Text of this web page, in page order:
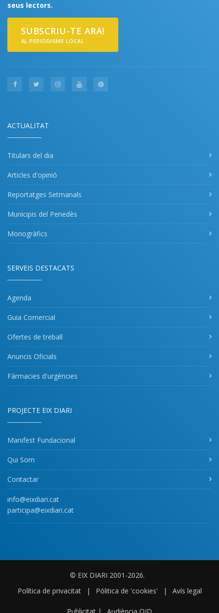
seus lectors.
SUBSCRIU-TE ARA!
AL PERIODISME LOCAL
ACTUALITAT
Titulars del dia
Articles d'opinió
Reportatges Setmanals
Municipis del Penedès
Monogràfics
SERVEIS DESTACATS
Agenda
Guia Comercial
Ofertes de treball
Anuncis Oficials
Fàrmacies d'urgències
PROJECTE EIX DIARI
Manifest Fundacional
Qui Som
Contactar
info@eixdiari.cat
participa@eixdiari.cat
© EIX DIARI 2001-2026.
Política de privacitat
| Pólitica de 'cookies' | Avís legal